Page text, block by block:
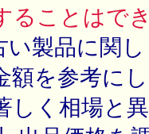
ることはで
い製品に関
額を参考に
しく相場と